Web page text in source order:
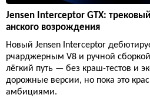
Jensen Interceptor GTX:
анского возрождения
Новый Jensen Interceptor
рчарджерным V8 и ручной
лёгкий путь — без краш-тестов и
дорожные версии, но пока это
амбициями.